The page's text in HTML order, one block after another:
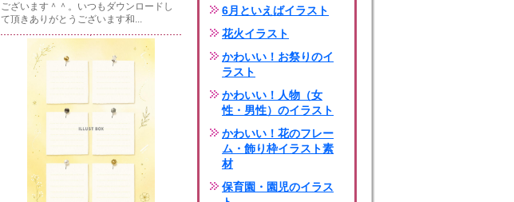
ございます＾＾。いつもダウンロードし
て頂きありがとうございます和...
6月といえばイラスト
花火イラスト
かわいい！お祭りのイ
ラスト
かわいい！人物（女
性・男性）のイラスト
かわいい！花のフレー
ム・飾り枠イラスト素
材
保育園・園児のイラス